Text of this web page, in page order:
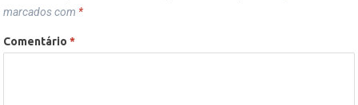
marcados com *
Comentário*